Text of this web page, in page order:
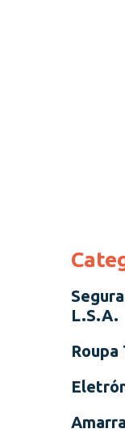
L.S.A.